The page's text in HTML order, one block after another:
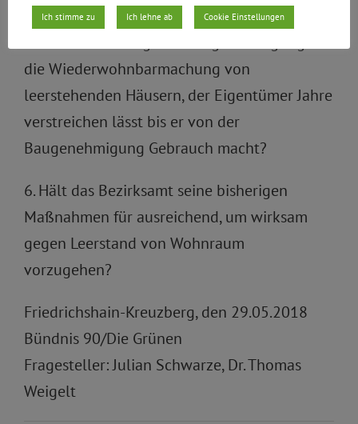
5. Wieso gestattet es das Bezirksamt, dass
die Wiederwohnbarmachung von
leerstehenden Häusern, der Eigentümer Jahre
verstreichen lässt bis er von der
Baugenehmigung Gebrauch macht?
6. Hält das Bezirksamt seine bisherigen
Maßnahmen für ausreichend, um wirksam
gegen Leerstand von Wohnraum
vorzugehen?
Friedrichshain-Kreuzberg, den 29.05.2018
Bündnis 90/Die Grünen
Fragesteller: Julian Schwarze, Dr. Thomas
Weigelt
Ich stimme zu Ich lehne ab Cookie Einstellungen